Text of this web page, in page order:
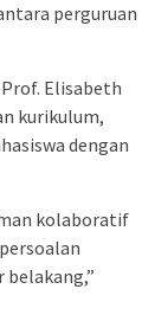
perguruan
Elisabeth
kurikulum,
dengan
kolaboratif